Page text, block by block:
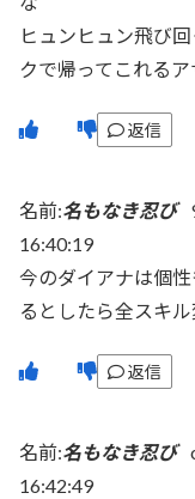
ヒュンヒュン飛び
クで帰ってこれる
返信
名前:名もなき忍び
16:40:19
今のダイアナは個
るとしたら全スキ
返信
名前:名もなき忍び
16:42:49